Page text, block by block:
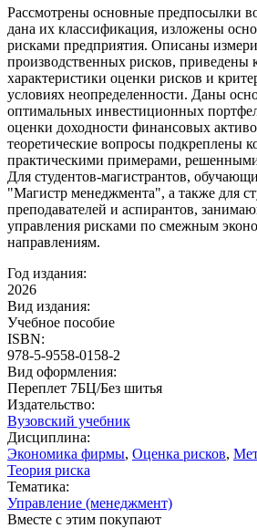
Рассмотрены основные предпосылки
дана их классификация, изложены
рисками предприятия. Описаны
производственных рисков, приведены
характеристики оценки рисков и
условиях неопределенности. Даны
оптимальных инвестиционных
оценки доходности финансовых
теоретические вопросы подкреплены
практическими примерами,
Для студентов-магистрантов,
"Магистр менеджмента", а также для
преподавателей и аспирантов,
управления рисками по смежным
направлениям.
Год издания:
2026
Вид издания:
Учебное пособие
ISBN:
978-5-9558-0158-2
Вид оформления:
Переплет 7БЦ/Без шитья
Издательство:
Вузовский учебник
Дисциплина:
Экономика фирмы, Оценка рисков,
Теория риска
Тематика:
Управление (менеджмент)
Вместе с этим покупают